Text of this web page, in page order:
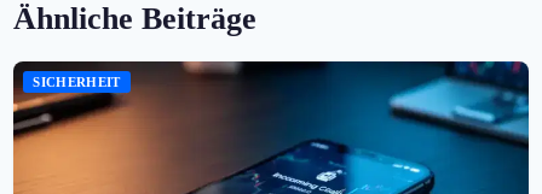
Ähnliche Beiträge
SICHERHEIT